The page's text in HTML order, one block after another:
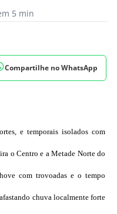
5 min
Compartilhe no WhatsApp
e temporais isolados com
o Centro e a Metade Norte do
com trovoadas e o tempo
chuva localmente forte